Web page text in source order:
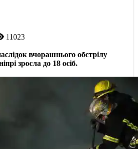
11023
вчорашнього обстрілу
зросла до 18 осіб.